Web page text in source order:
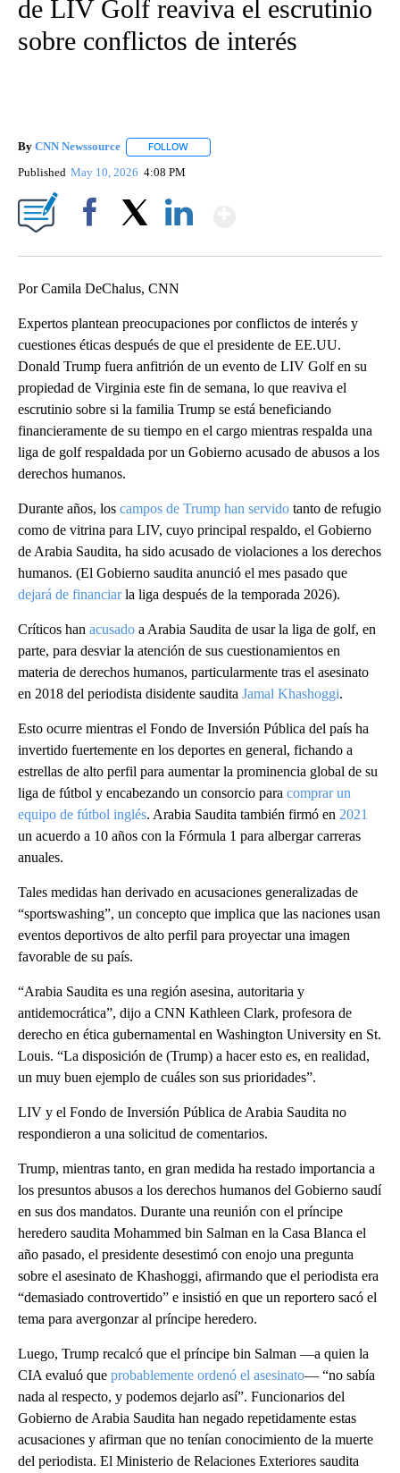
de LIV Golf reaviva el escrutinio
sobre conflictos de interés
By CNN Newssource FOLLOW
Published May 10, 2026 4:08 PM
Por Camila DeChalus, CNN
Expertos plantean preocupaciones por conflictos de interés y
cuestiones éticas después de que el presidente de EE.UU.
Donald Trump fuera anfitrión de un evento de LIV Golf en su
propiedad de Virginia este fin de semana, lo que reaviva el
escrutinio sobre si la familia Trump se está beneficiando
financieramente de su tiempo en el cargo mientras respalda una
liga de golf respaldada por un Gobierno acusado de abusos a los
derechos humanos.
Durante años, los campos de Trump han servido tanto de refugio
como de vitrina para LIV, cuyo principal respaldo, el Gobierno
de Arabia Saudita, ha sido acusado de violaciones a los derechos
humanos. (El Gobierno saudita anunció el mes pasado que
dejará de financiarla liga después de la temporada 2026).
Críticos han acusado a Arabia Saudita de usar la liga de golf, en
parte, para desviar la atención de sus cuestionamientos en
materia de derechos humanos, particularmente tras el asesinato
en 2018 del periodista disidente saudita Jamal Khashoggi.
Esto ocurre mientras el Fondo de Inversión Pública del país ha
invertido fuertemente en los deportes en general, fichando a
estrellas de alto perfil para aumentar la prominencia global de su
liga de fútbol y encabezando un consorcio para comprar un
equipo de fútbol inglés. Arabia Saudita también firmó en 2021
un acuerdo a 10 años con la Fórmula 1 para albergar carreras
anuales.
Tales medidas han derivado en acusaciones generalizadas de
“sportswashing”, un concepto que implica que las naciones usan
eventos deportivos de alto perfil para proyectar una imagen
favorable de su país.
“Arabia Saudita es una región asesina, autoritaria y
antidemocrática”, dijo a CNN Kathleen Clark, profesora de
derecho en ética gubernamental en Washington University en St.
Louis. “La disposición de (Trump) a hacer esto es, en realidad,
un muy buen ejemplo de cuáles son sus prioridades”.
LIV y el Fondo de Inversión Pública de Arabia Saudita no
respondieron a una solicitud de comentarios.
Trump, mientras tanto, en gran medida ha restado importancia a
los presuntos abusos a los derechos humanos del Gobierno saudí
en sus dos mandatos. Durante una reunión con el príncipe
heredero saudita Mohammed bin Salman en la Casa Blanca el
año pasado, el presidente desestimó con enojo una pregunta
sobre el asesinato de Khashoggi, afirmando que el periodista era
“demasiado controvertido” e insistió en que un reportero sacó el
tema para avergonzar al príncipe heredero.
Luego, Trump recalcó que el príncipe bin Salman —a quien la
CIA evaluó que probablemente ordenó el asesinato— “no sabía
nada al respecto, y podemos dejarlo así”. Funcionarios del
Gobierno de Arabia Saudita han negado repetidamente estas
acusaciones y afirman que no tenían conocimiento de la muerte
del periodista. El Ministerio de Relaciones Exteriores saudita